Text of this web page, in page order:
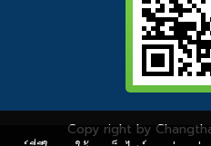
Copy right by